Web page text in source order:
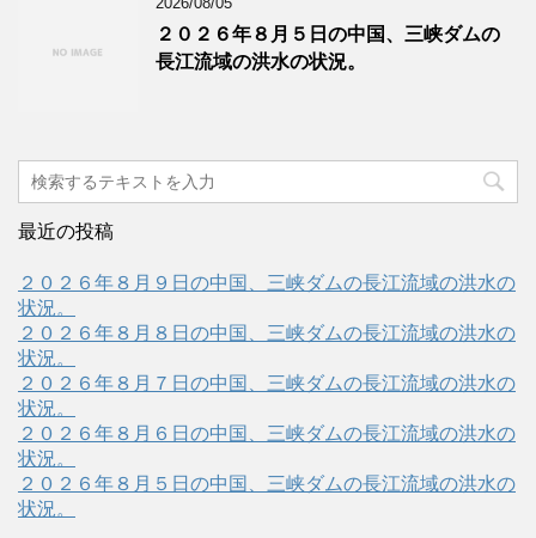
２０２６年８月５日の中国、三峡ダムの
長江流域の洪水の状況。
最近の投稿
２０２６年８月９日の中国、三峡ダムの長江流域の洪水の
状況。
２０２６年８月８日の中国、三峡ダムの長江流域の洪水の
状況。
２０２６年８月７日の中国、三峡ダムの長江流域の洪水の
状況。
２０２６年８月６日の中国、三峡ダムの長江流域の洪水の
状況。
２０２６年８月５日の中国、三峡ダムの長江流域の洪水の
状況。